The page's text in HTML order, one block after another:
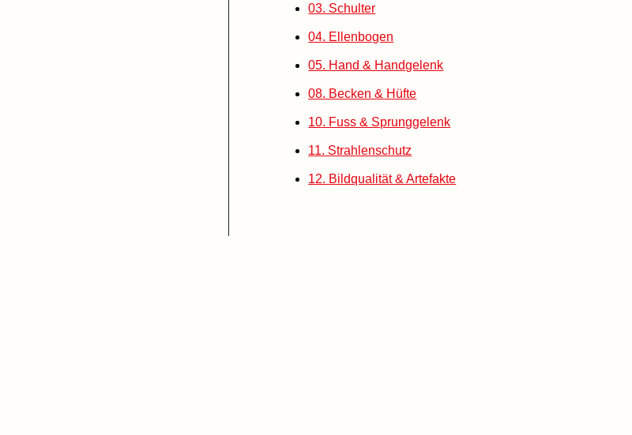
03. Schulter
04. Ellenbogen
05. Hand & Handgelenk
08. Becken & Hüfte
10. Fuss & Sprunggelenk
11. Strahlenschutz
12. Bildqualität & Artefakte